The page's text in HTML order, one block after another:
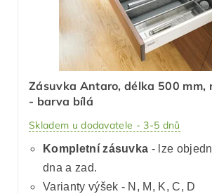
Zásuvka Antaro, délka 500 mm,
- barva bílá
Skladem u dodavatele - 3-5 dnů
Kompletní zásuvka - lze
dna a zad.
Varianty výšek - N, M, K, C, D